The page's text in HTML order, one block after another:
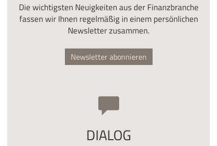
Die wichtigsten Neuigkeiten aus der Finanzbranche
fassen wir Ihnen regelmäßig in einem persönlichen
Newsletter zusammen.
Newsletter abonnieren
DIALOG